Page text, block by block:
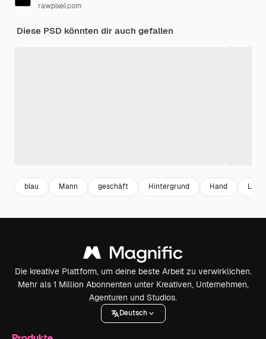
rawpixel.com
Diese PSD könnten dir auch gefallen
blau Mann geschäft Hintergrund Hand
Die kreative Plattform, um deine beste Arbeit zu verwirklichen.
Mehr als 1 Million Abonnenten unter Kreativen, Unternehmen,
Agenturen und Studios.
Deutsch